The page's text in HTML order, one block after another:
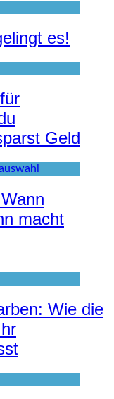
es!
Geld
macht
Wie die